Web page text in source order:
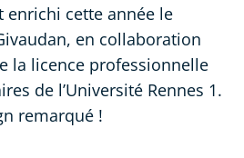
enrichi cette année le
en collaboration
la licence professionnelle
de l’Université Rennes 1.
remarqué !